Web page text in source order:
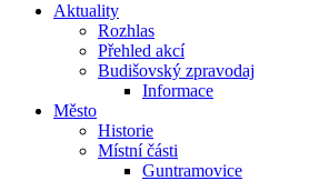
Aktuality
Rozhlas
Přehled akcí
Budišovský zpravodaj
Informace
Město
Historie
Místní části
Guntramovice